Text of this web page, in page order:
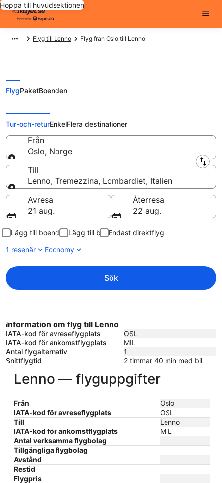
Hoppa till huvudsektionen
Flyg till Lenno Flyg från Oslo till Lenno
Flyg från Oslo till Lenno från
FlygPaketBoenden
Tur-och-returEnkelFlera destinationer
Från
Oslo, Norge
Från
Till
Lenno, Tremezzina, Lombardiet, Italien
Till
Avresa
21 aug.
Återresa
22 aug.
Lägg till boende Lägg till bil
Endast direktflyg
1 resenär
Economy
Sök
Information om flyg till Lenno
IATA-kod för avreseflygplats
OSL
IATA-kod för ankomstflygplats
MIL
Antal flygalternativ
1
Snittflygtid
2 timmar 40 min med bil
Lenno — flyguppgifter
Från
Oslo
IATA-kod för avreseflygplats
OSL
Till
Lenno
IATA-kod för ankomstflygplats
MIL
Antal verksamma flygbolag
Tillgängliga flygbolag
Avstånd
Restid
Flygpris